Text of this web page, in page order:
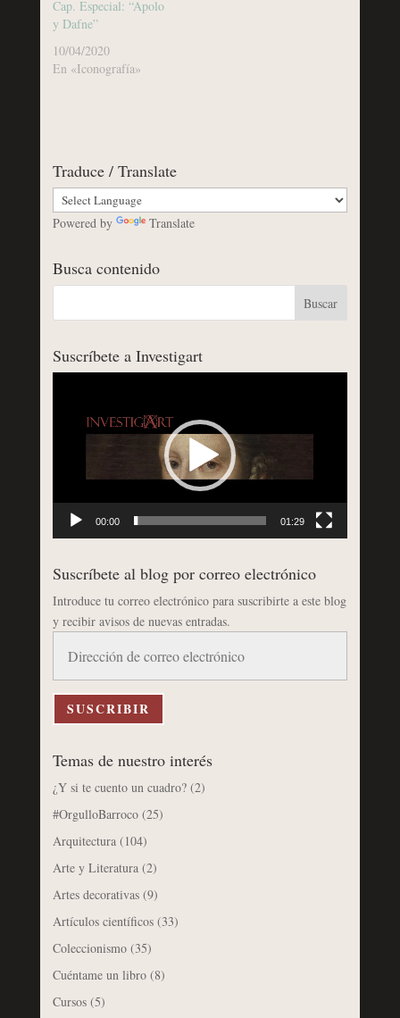
Cap. Especial: “Apolo
y Dafne”
10/04/2020
En «Iconografía»
Traduce / Translate
Powered by Translate
Busca contenido
Suscríbete a Investigart
00:00 01:29
Suscríbete al blog por correo electrónico
Introduce tu correo electrónico para suscribirte a este blog
y recibir avisos de nuevas entradas.
correo
electrónico
SUSCRIBIR
Temas de nuestro interés
¿Y si te cuento un cuadro?(2)
#OrgulloBarroco(25)
Arquitectura(104)
Arte y Literatura(2)
Artes decorativas(9)
Artículos científicos(33)
Coleccionismo(35)
Cuéntame un libro(8)
Cursos(5)